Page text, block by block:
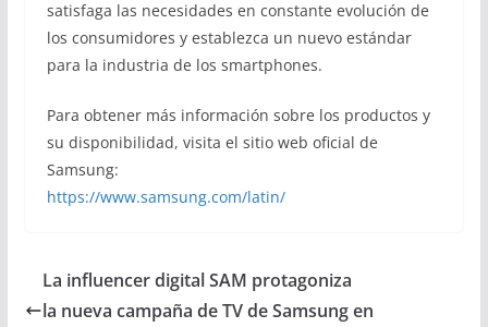
satisfaga las necesidades en constante evolución de
los consumidores y establezca un nuevo estándar
para la industria de los smartphones.
Para obtener más información sobre los productos y
su disponibilidad, visita el sitio web oficial de
Samsung:
https://www.samsung.com/latin/
La influencer digital SAM protagoniza
la nueva campaña de TV de Samsung en